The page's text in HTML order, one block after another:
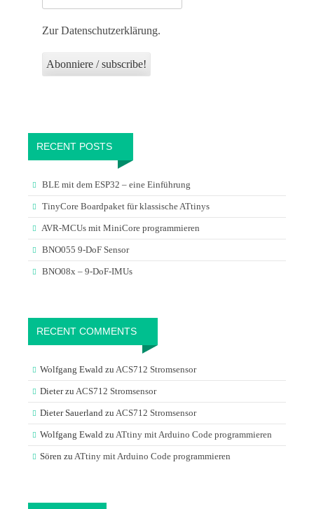
Zur Datenschutzerklärung.
RECENT POSTS
BLE mit dem ESP32 – eine Einführung
TinyCore Boardpaket für klassische ATtinys
AVR-MCUs mit MiniCore programmieren
BNO055 9-DoF Sensor
BNO08x – 9-DoF-IMUs
RECENT COMMENTS
Wolfgang Ewald zu ACS712 Stromsensor
Dieterzu ACS712 Stromsensor
Dieter Sauerland zu ACS712 Stromsensor
Wolfgang Ewald zu ATtiny mit Arduino Code programmieren
Sören zu ATtiny mit Arduino Code programmieren